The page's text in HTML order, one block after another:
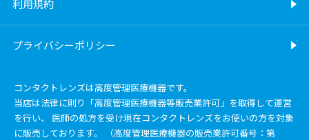
利用規約
プライバシーポリシー
コンタクトレンズは高度管理医療機器です。
当店は法律に則り「高度管理医療機器等販売業許可」を取得して運営
を行い、 医師の処方を受け現在コンタクトレンズをお使いの方を対象
に販売しております。 （高度管理医療機器の販売業許可番号：第